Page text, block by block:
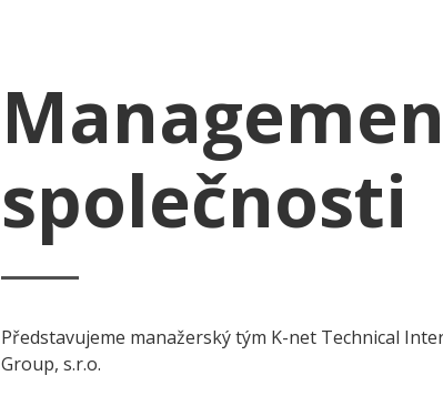
společnosti
Představujeme manažerský tým K-net Technical
Group, s.r.o.